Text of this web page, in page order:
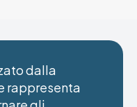
dalla
rappresenta